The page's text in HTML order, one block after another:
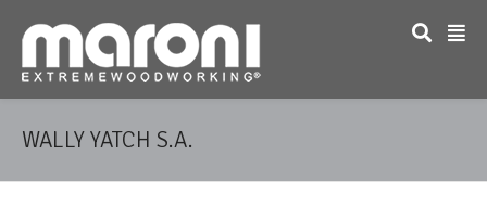
WALLY YATCH S.A.